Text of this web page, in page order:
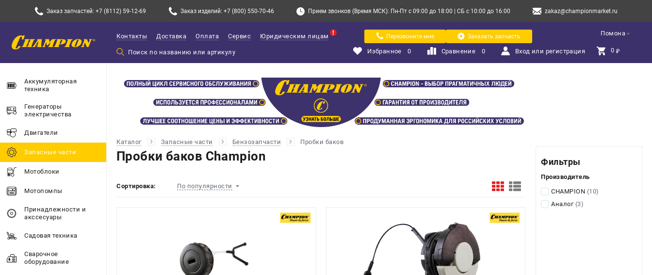
Заказ запчастей: +7 (8112) 59-12-69 Заказ изделий: +7 (800) 550-70-46 Прием звонков (Время МСК): Пн-Пт с 09:00 до 18:00 | СБ с 10:00 до 16:00 zakaz@championmarket.ru
Помона
Контакты Доставка Оплата Сервис Юридическим лицам Перезвоните мне Заказать запчасть
Избранное 0 Сравнение 0 Вход или регистрация 0 ₽
Аккумуляторная
техника
Генераторы
электричества
Двигатели
Запасные части
Мотоблоки
Мотопомпы
Принадлежности и
акссесуары
Садовая техника
Сварочное
оборудование
Каталог Запасные части Бензозапчасти Пробки баков
Пробки баков Champion
Сортировка: По популярности
Фильтры
Производитель
CHAMPION (10)
Аналог (3)